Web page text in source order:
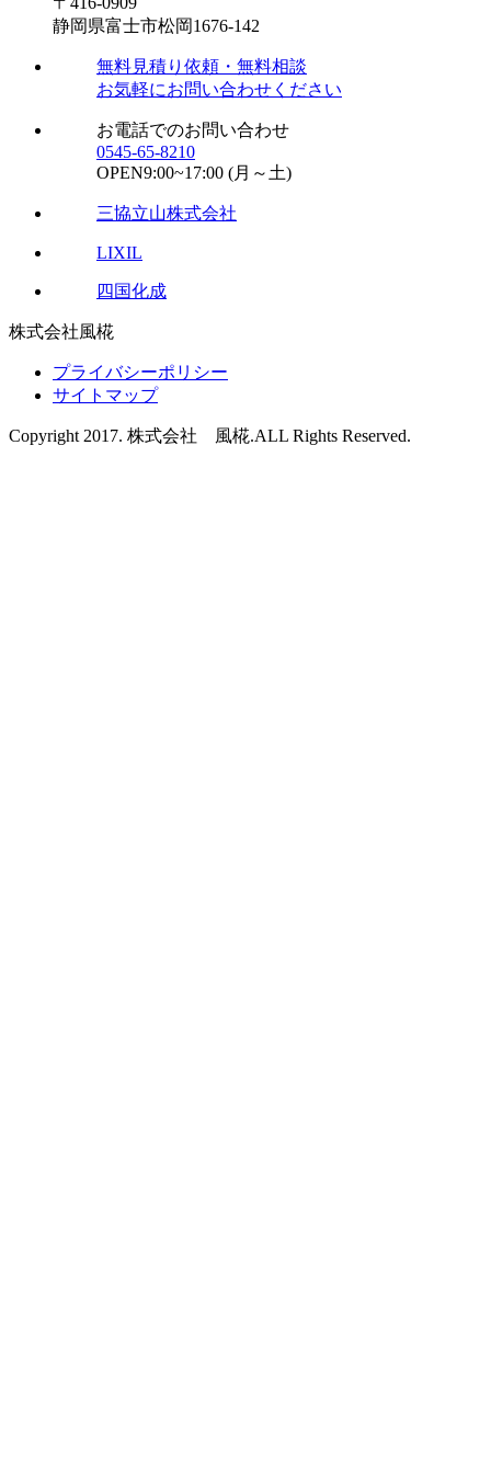
静岡県富士市松岡1676-142
無料見積り依頼・ 無料相談
お気軽にお問い合わせください
お電話でのお問い合わせ
0545-65-8210
OPEN9:00~17:00 (月～土)
三協立山株式会社
LIXIL
四国化成
株式会社風椛
プライバシーポリシー
サイトマップ
Copyright 2017. 株式会社 風椛.ALL Rights Reserved.